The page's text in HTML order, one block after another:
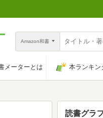
Amazon和書
メーターとは 本ランキン
読書グラ